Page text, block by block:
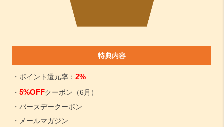
特典内容
・ポイント還元率： 2%
・ 5%OFFクーポン（6月）
・バースデークーポン
・メールマガジン